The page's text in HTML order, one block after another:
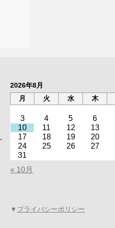
2026年8月
月
火 水 木
3
4 5 6
10
11 12 13
17
18 19 20
24
25 26 27
31
« 10月
▼ プライバシーポリシー